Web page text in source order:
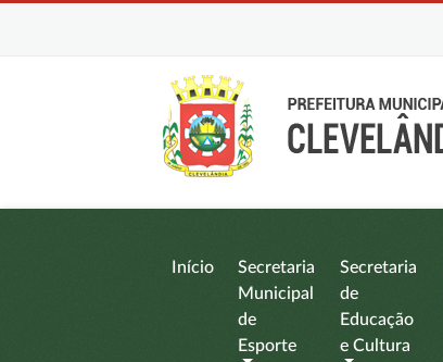
Início
Secretaria
Municipal
de
Esporte
Secretaria
de
Educação
e Cultura